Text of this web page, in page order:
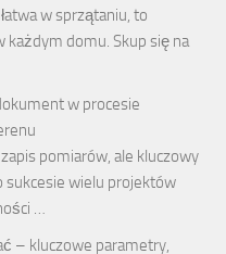
w sprzątaniu, to
każdym domu. Skup się na
w procesie
pomiarów, ale kluczowy
wielu projektów
…
– kluczowe parametry,